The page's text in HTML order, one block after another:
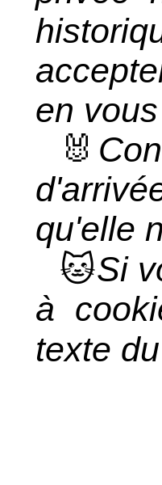
en
🐰
qu'elle
🐱Si
à
texte